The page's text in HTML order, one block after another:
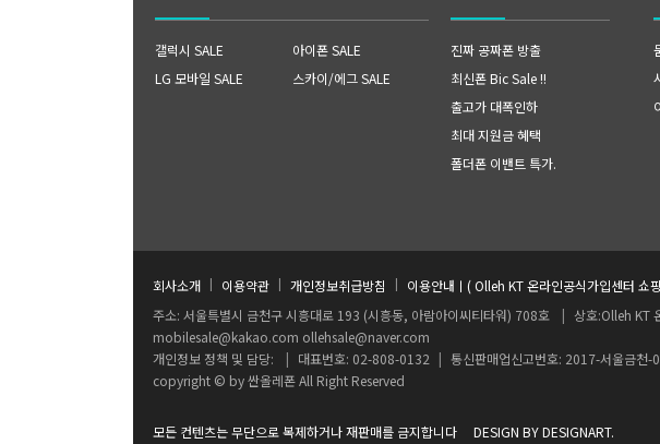
갤럭시 SALE
아이폰 SALE
LG 모바일 SALE
스카이/에그 SALE
진짜 공짜폰 방출
최신폰 Bic Sale !!
출고가 대폭인하
최대 지원금 혜택
폴더폰 이밴트 특가.
회사소개 | 이용약관 | 개인정보취급방침 |
이용안내ㅣ( Olleh KT 온라인공식가입센터 쇼
주소: 서울특별시 금천구 시흥대로 193 (시흥동, 아람아이씨티타워) 708호
| 상호:Olleh KT
mobilesale@kakao.com ollehsale@naver.com
개인정보 정책 및 담당:
| 대표번호: 02-808-0132 | 통신판매업신고번호: 2017-서울금천-
copyright © by 싼올레폰 All Right Reserved
모든 컨텐츠는 무단으로 복제하거나 재판매를 금지합니다 DESIGN BY DESIGNART.